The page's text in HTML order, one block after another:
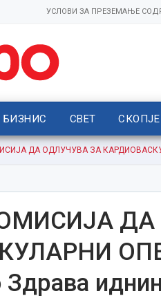
УСЛОВИ ЗА ПРЕЗЕМАЊЕ
БИЗНИС СВЕТ СКОПЈЕ
ДА ОДЛУЧУВА ЗА